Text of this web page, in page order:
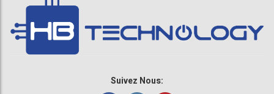
Suivez Nous: